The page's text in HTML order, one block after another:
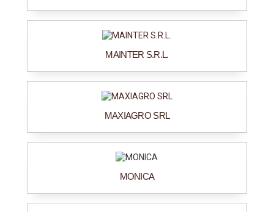
MAINTER S.R.L.
MAXIAGRO SRL
MONICA